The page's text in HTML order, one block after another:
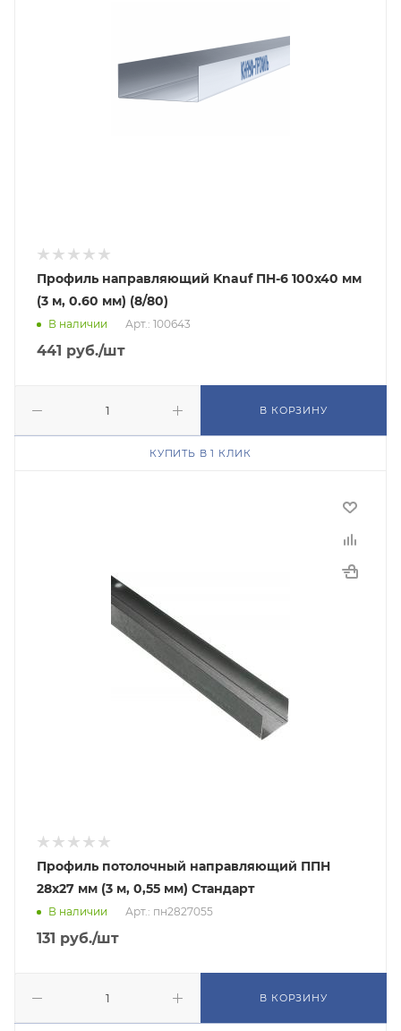
Профиль направляющий Knauf ПН-6 100х40 мм
(3 м, 0.60 мм) (8/80)
В наличии Арт.: 100643
441 руб./шт
В КОРЗИНУ
КУПИТЬ В 1 КЛИК
Профиль потолочный направляющий ППН
28х27 мм (3 м, 0,55 мм) Стандарт
В наличии Арт.: пн2827055
131 руб./шт
В КОРЗИНУ